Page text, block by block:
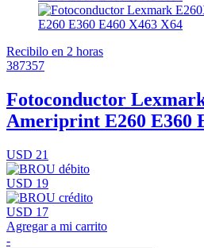
Recibilo en 2 horas
387357
Fotoconductor
Ameriprint E260 E360
USD 21
USD 19
USD 17
Agregar a mi carrito
-